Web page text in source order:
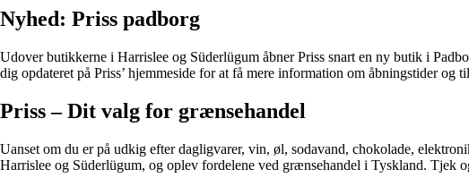
Nyhed: Priss padborg
Udover butikkerne i Harrislee og Süderlügum åbner Priss snart en ny butik i
dig opdateret på Priss’ hjemmeside for at få mere information om åbningstider og
Priss – Dit valg for grænsehandel
Uanset om du er på udkig efter dagligvarer, vin, øl, sodavand, chokolade,
Harrislee og Süderlügum, og oplev fordelene ved grænsehandel i Tyskland. Tjek